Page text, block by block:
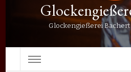
Glockengießerei Bachert